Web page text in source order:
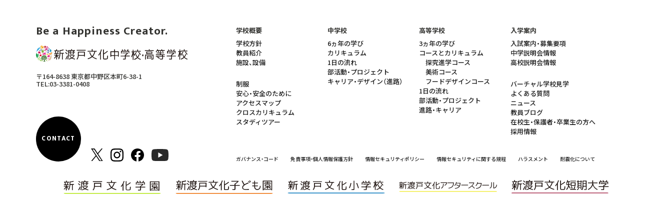
Be a Happiness Creator.
〒164-8638 東京都中野区本町6-38-1
TEL:03-3381-0408
CONTACT
学校概要
学校方針
教員紹介
施設、設備
制服
安心・安全のために
アクセスマップ
クロスカリキュラム
スタディツアー
中学校
6ヵ年の学び
カリキュラム
1日の流れ
部活動・プロジェクト
キャリア・デザイン（進路）
高等学校
3ヵ年の学び
コースとカリキュラム
探究進学コース
美術コース
フードデザインコース
1日の流れ
部活動・プロジェクト
進路・キャリア
入学案内
入試案内・募集要項
中学説明会情報
高校説明会情報
バーチャル学校見学
よくある質問
ニュース
教員ブログ
在校生・保護者・卒業生の方へ
採用情報
ガバナンス・コード 免責事項・個人情報保護方針 情報セキュリティポリシー 情報セキュリティに関する規程 ハラスメント 耐震化について